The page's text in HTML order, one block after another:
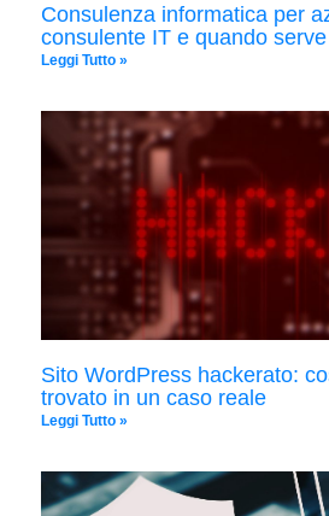
Consulenza informatica per
consulente IT e quando serve
Leggi Tutto »
Sito WordPress hackerato:
trovato in un caso reale
Leggi Tutto »